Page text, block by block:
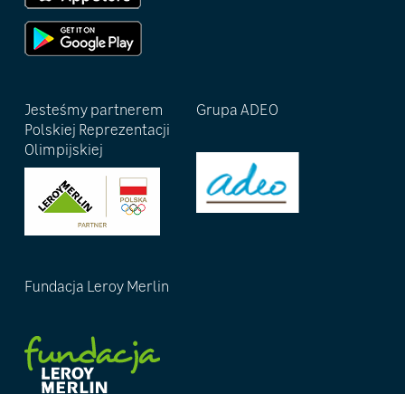
Jesteśmy partnerem
Polskiej Reprezentacji
Olimpijskiej
Grupa ADEO
Fundacja Leroy Merlin